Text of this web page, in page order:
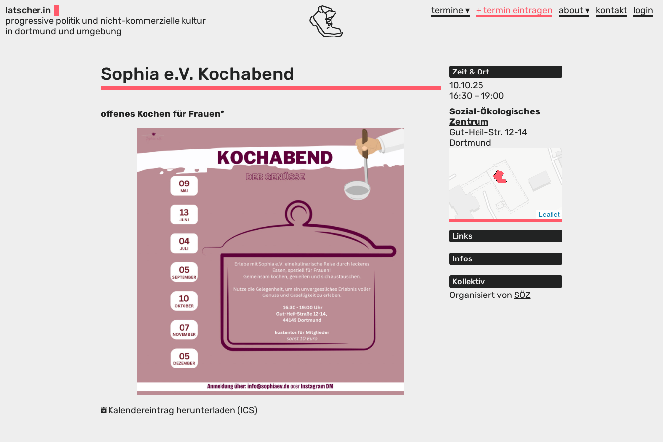
latscher.in
progressive politik und nicht-kommerzielle kultur
in dortmund und umgebung
termine ▾ + termin eintragen about ▾ kontakt login
Sophia e.V. Kochabend Zeit & Ort
10.10.25
16:30 – 19:00
Sozial-Ökologisches
Zentrum
Gut-Heil-Str. 12-14
Dortmund
Leaflet
Links
Infos
Kollektiv
Organisiert von SÖZ
offenes Kochen für Frauen*
Kalendereintrag herunterladen (ICS)